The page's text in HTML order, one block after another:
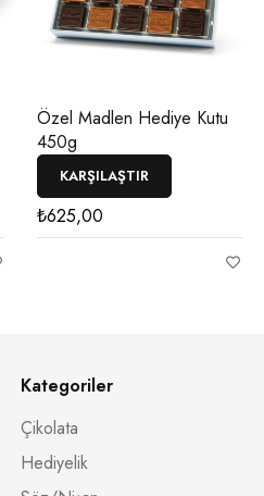
Özel Madlen Hediye Kutu
450g
KARŞILAŞTIR
₺625,00
Kategoriler
Çikolata
Hediyelik